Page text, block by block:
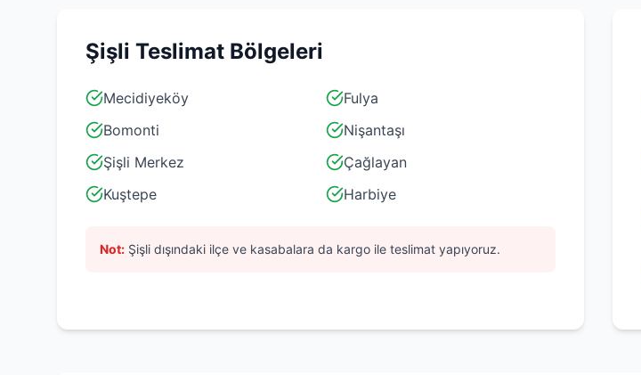
Şişli Teslimat Bölgeleri
Mecidiyeköy
Fulya
Bomonti
Nişantaşı
Şişli Merkez
Çağlayan
Kuştepe
Harbiye
Not: Şişli dışındaki ilçe ve kasabalara da kargo ile teslimat yapıyoruz.